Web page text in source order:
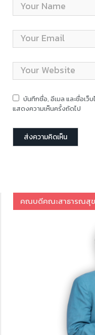
บันทึกชื่อ, อีเมล และชื่อเว็
แสดงความเห็นครั้งถัดไป
คณบดีคณะสาธารณสุ